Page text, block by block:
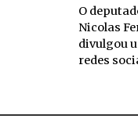
O
Nicolas
divulgou
redes